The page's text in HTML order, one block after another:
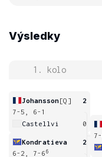
Výsledky
1. kolo
Johansson[Q]
2
7-5, 6-1
Castellvi
0
Kondratieva
2
6-2, 7-6 6